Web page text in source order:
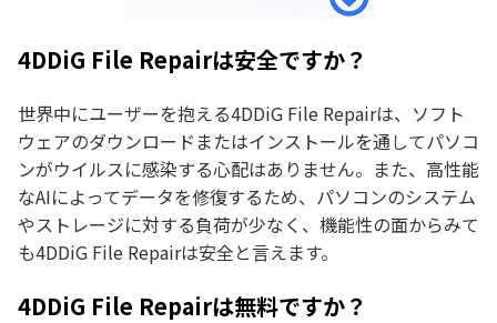
4DDiG File Repairは安全ですか？
世界中にユーザーを抱える4DDiG File Repairは、ソフト
ウェアのダウンロードまたはインストールを通してパソコ
ンがウイルスに感染する心配はありません。また、高性能
なAIによってデータを修復するため、パソコンのシステム
やストレージに対する負荷が少なく、機能性の面からみて
も4DDiG File Repairは安全と言えます。
4DDiG File Repairは無料ですか？